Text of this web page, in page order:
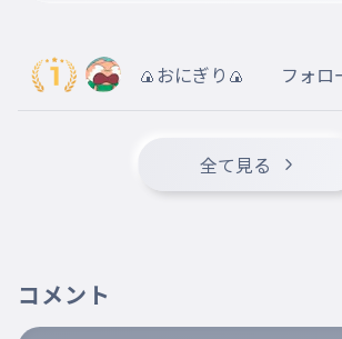
014 足元にあるもの
あしもとにあるもの
この世界はダンスホール
あいをしることがまたできる
🍙おにぎり🍙 フォロ
全て見る
コメント